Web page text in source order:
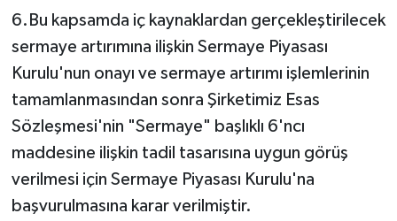
6.Bu kapsamda iç kaynaklardan gerçekleştirilecek
sermaye artırımına ilişkin Sermaye Piyasası
Kurulu'nun onayı ve sermaye artırımı işlemlerinin
tamamlanmasından sonra Şirketimiz Esas
Sözleşmesi'nin "Sermaye" başlıklı 6'ncı
maddesine ilişkin tadil tasarısına uygun görüş
verilmesi için Sermaye Piyasası Kurulu'na
başvurulmasına karar verilmiştir.